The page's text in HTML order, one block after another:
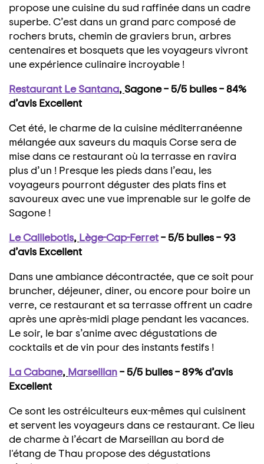
propose une cuisine du sud raffinée dans un cadre
superbe. C’est dans un grand parc composé de
rochers bruts, chemin de graviers brun, arbres
centenaires et bosquets que les voyageurs vivront
une expérience culinaire incroyable !
Restaurant Le Santana, Sagone – 5/5 bulles – 84%
d’avis Excellent
Cet été, le charme de la cuisine méditerranéenne
mélangée aux saveurs du maquis Corse sera de
mise dans ce restaurant où la terrasse en ravira
plus d’un ! Presque les pieds dans l’eau, les
voyageurs pourront déguster des plats fins et
savoureux avec une vue imprenable sur le golfe de
Sagone !
Le Caillebotis, Lège-Cap-Ferret– 5/5 bulles – 93
d’avis Excellent
Dans une ambiance décontractée, que ce soit pour
bruncher, déjeuner, diner, ou encore pour boire un
verre, ce restaurant et sa terrasse offrent un cadre
après une après-midi plage pendant les vacances.
Le soir, le bar s’anime avec dégustations de
cocktails et de vin pour des instants festifs !
La Cabane, Marseillan– 5/5 bulles – 89% d’avis
Excellent
Ce sont les ostréiculteurs eux-mêmes qui cuisinent
et servent les voyageurs dans ce restaurant. Ce lieu
de charme à l’écart de Marseillan au bord de
l'étang de Thau propose des dégustations